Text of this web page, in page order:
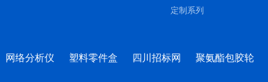
定制系列
网络分析仪 塑料零件盒 四川招标网 聚氨酯包胶轮